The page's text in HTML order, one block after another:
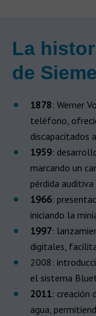
La
de
1878: Werner
teléfono,
discapacitados
1959:
marcando un
pérdida auditiva
1966:
iniciando la
1997:
digitales,
2008:
el sistema
2011: creación
agua,